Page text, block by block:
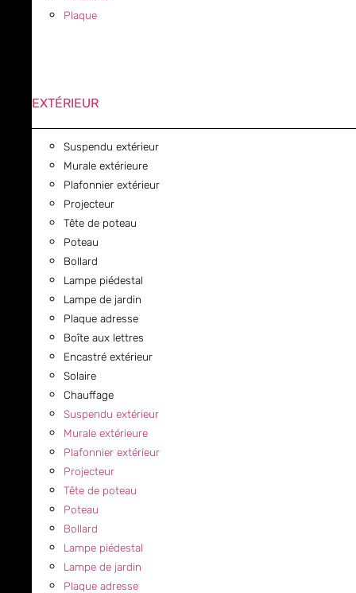
Plaque
EXTÉRIEUR
Suspendu extérieur
Murale extérieure
Plafonnier extérieur
Projecteur
Tête de poteau
Poteau
Bollard
Lampe piédestal
Lampe de jardin
Plaque adresse
Boîte aux lettres
Encastré extérieur
Solaire
Chauffage
Suspendu extérieur
Murale extérieure
Plafonnier extérieur
Projecteur
Tête de poteau
Poteau
Bollard
Lampe piédestal
Lampe de jardin
Plaque adresse